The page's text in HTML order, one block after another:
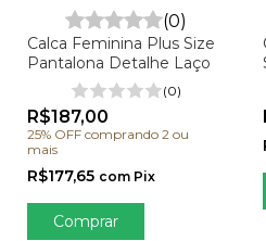
(0)
Calca Feminina Plus Size
Pantalona Detalhe Laço
(0)
R$187,00
25% OFF comprando 2 ou
mais
R$177,65 com Pix
Comprar